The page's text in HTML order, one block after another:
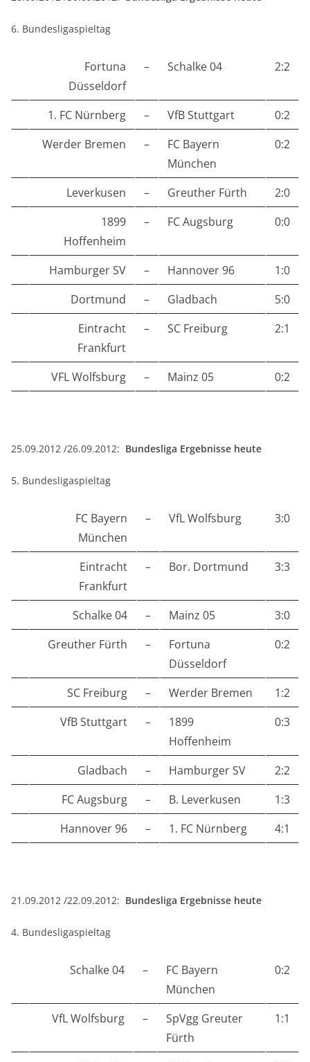
6. Bundesligaspieltag
Fortuna
Düsseldorf
– Schalke 04 2:2
1. FC Nürnberg – VfB Stuttgart
0:2
Werder Bremen
–
FC Bayern
München
0:2
Leverkusen – Greuther Fürth
2:0
1899
Hoffenheim
– FC Augsburg 0:0
Hamburger SV – Hannover 96
1:0
Dortmund
– Gladbach
5:0
Eintracht
Frankfurt
– SC Freiburg 2:1
VFL Wolfsburg – Mainz 05 0:2
25.09.2012 /26.09.2012: Bundesliga Ergebnisse heute
5. Bundesligaspieltag
FC Bayern
München
– VfL Wolfsburg 3:0
Eintracht
Frankfurt
– Bor. Dortmund 3:3
Schalke 04 – Mainz 05
3:0
Greuther Fürth
–
Fortuna
Düsseldorf
0:2
SC Freiburg – Werder Bremen
1:2
VfB Stuttgart
–
1899
Hoffenheim
0:3
Gladbach – Hamburger SV
2:2
FC Augsburg
– B. Leverkusen
1:3
Hannover 96
– 1. FC Nürnberg 4:1
21.09.2012 /22.09.2012: Bundesliga Ergebnisse heute
4. Bundesligaspieltag
Schalke 04 –
FC Bayern
München
0:2
VfL Wolfsburg –
SpVgg Greuter
Fürth
1:1